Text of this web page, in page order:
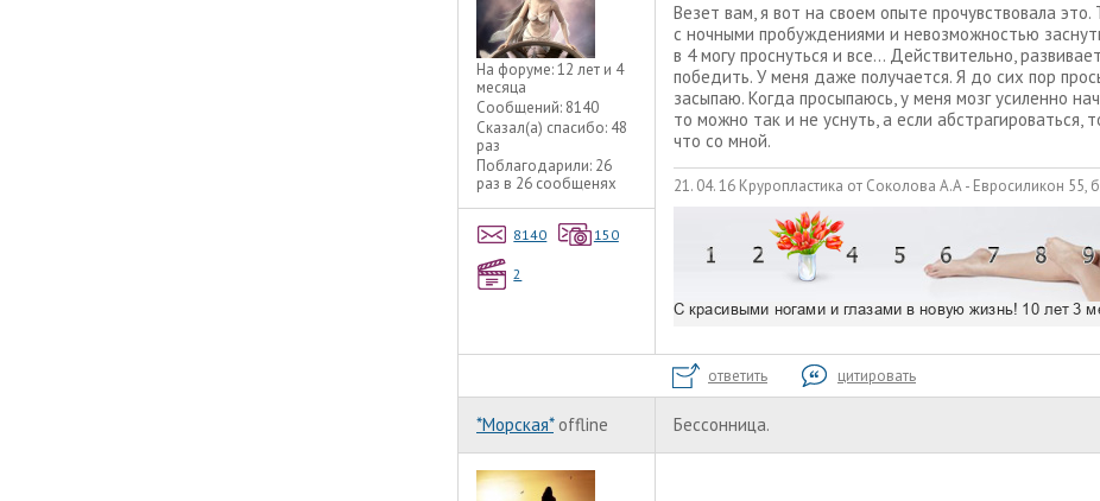
На форуме:12 лет и 4
месяца
Сообщений: 8140
Сказал(а) спасибо: 48
раз
Поблагодарили: 26
раз в 26 сообщенях
8140 150
2
Везет вам, я вот на своем опыте прочувствовала
с ночными пробуждениями и невозможностью
в 4 могу проснуться и все... Действительно,
победить. У меня даже получается. Я до сих пор
засыпаю. Когда просыпаюсь, у меня мозг усиленно
то можно так и не уснуть, а если абстрагироваться,
что со мной.
21. 04. 16 Круропластика от Соколова А.А - Евросиликон 55,
ответить цитировать
*Морская* offline Бессонница.